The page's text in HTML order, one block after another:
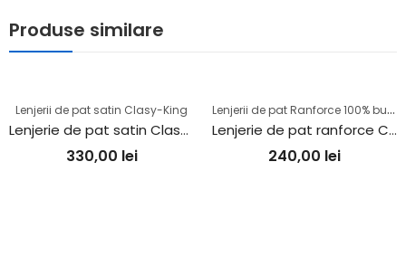
Produse similare
Lenjerii de pat satin Clasy-King
Lenjerie de pat satin Clasy king size (MONICA V2)
330,00 lei
L
enjerii de pat Ranforce 100% bumbac
Lenjerie de pat ranforce Clasy king size (MOHANA V1)
240,00 lei